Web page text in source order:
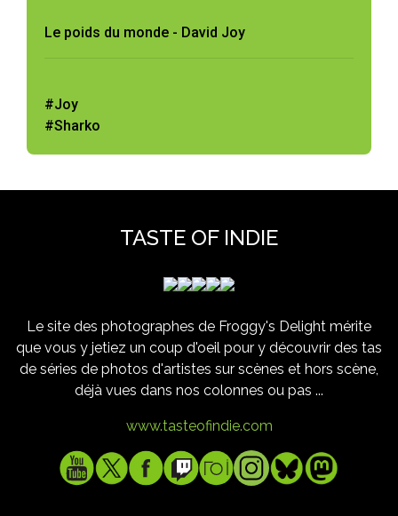
Le poids du monde - David Joy
#Joy
#Sharko
TASTE OF INDIE
Le site des photographes de Froggy's Delight mérite
que vous y jetiez un coup d'oeil pour y découvrir des tas
de séries de photos d'artistes sur scènes et hors scène,
déjà vues dans nos colonnes ou pas ...
www.tasteofindie.com